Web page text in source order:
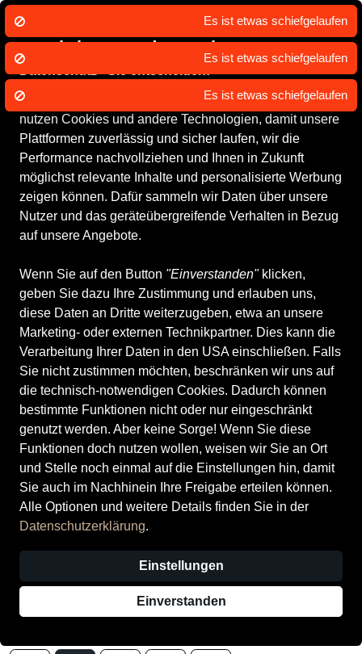
Wir nutzen Cookies um unsere Dienste
zu erbringen und zu verbessern.
DEGIACOMI SCHUHMODEN und unsere Partner
nutzen Cookies und andere Technologien, damit unsere
Plattformen zuverlässig und sicher laufen, wir die
Performance nachvollziehen und Ihnen in Zukunft
möglichst relevante Inhalte und personalisierte Werbung
zeigen können. Dafür sammeln wir Daten über unsere
Nutzer und das geräteübergreifende Verhalten in Bezug
auf unsere Angebote.
Wenn Sie auf den Button "Einverstanden"klicken,
geben Sie dazu Ihre Zustimmung und erlauben uns,
diese Daten an Dritte weiterzugeben, etwa an unsere
Marketing- oder externen Technikpartner. Dies kann die
Verarbeitung Ihrer Daten in den USA einschließen. Falls
Sie nicht zustimmen möchten, beschränken wir uns auf
die technisch-notwendigen Cookies. Dadurch können
bestimmte Funktionen nicht oder nur eingeschränkt
genutzt werden. Aber keine Sorge! Wenn Sie diese
Funktionen doch nutzen wollen, weisen wir Sie an Ort
und Stelle noch einmal auf die Einstellungen hin, damit
Sie auch im Nachhinein Ihre Freigabe erteilen können.
Alle Optionen und weitere Details finden Sie in der
Datenschutzerklärung.
Einstellungen
Einverstanden
Damenschuhe Herrenschuhe Kinderschuhe Accessoires
Tamaris
Women Lace-up
Preis
50,00 CHF inkl. MwSt.,
DEGIACOMI Schuhmode
1 Angebot eines anderen Anbieters